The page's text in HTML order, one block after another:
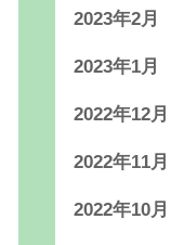
2023年2月
2023年1月
2022年12月
2022年11月
2022年10月